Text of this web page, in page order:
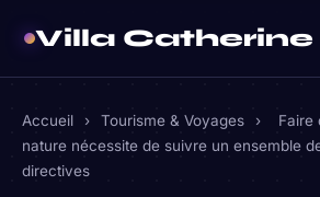
Villa Catherine
Accueil › Tourisme & Voyages ›
Faire
nature nécessite de suivre un ensemble
directives